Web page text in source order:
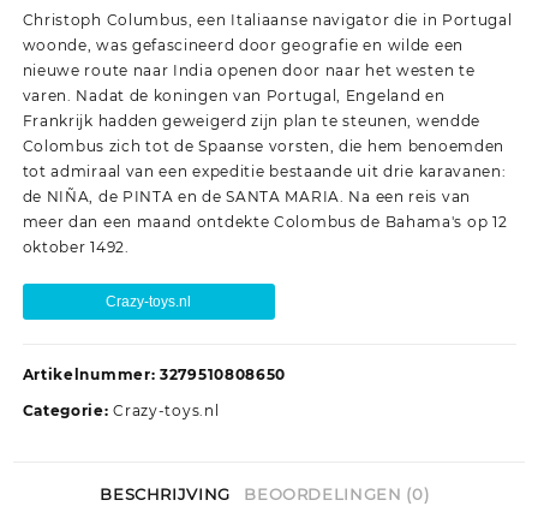
Christoph Columbus, een Italiaanse navigator die in Portugal
woonde, was gefascineerd door geografie en wilde een
nieuwe route naar India openen door naar het westen te
varen. Nadat de koningen van Portugal, Engeland en
Frankrijk hadden geweigerd zijn plan te steunen, wendde
Colombus zich tot de Spaanse vorsten, die hem benoemden
tot admiraal van een expeditie bestaande uit drie karavanen:
de NIÑA, de PINTA en de SANTA MARIA. Na een reis van
meer dan een maand ontdekte Colombus de Bahama's op 12
oktober 1492.
Crazy-toys.nl
Artikelnummer: 3279510808650
Categorie:Crazy-toys.nl
BESCHRIJVING BEOORDELINGEN (0)